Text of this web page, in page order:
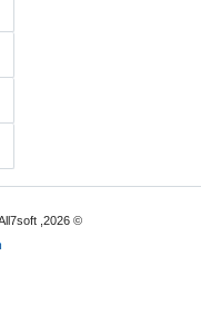
© 2026, All7soft |